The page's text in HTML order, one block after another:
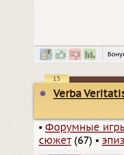
15
Verba
▪ Форумные
сюжет(67) ▪